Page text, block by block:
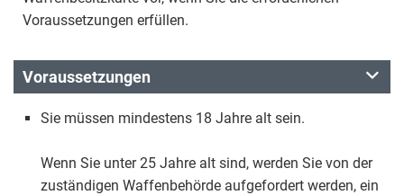
Voraussetzungen erfüllen.
Voraussetzungen
Sie müssen mindestens 18 Jahre alt sein.
Wenn Sie unter 25 Jahre alt sind, werden Sie von der
zuständigen Waffenbehörde aufgefordert werden, ein